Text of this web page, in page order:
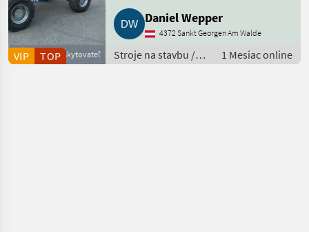
Obchodný poskytovateľ
VIP TOP
Daniel Wepper
4372 Sankt Georgen Am Walde
Stroje na stavbu /
Ostatné stroje
1 Mesiac online